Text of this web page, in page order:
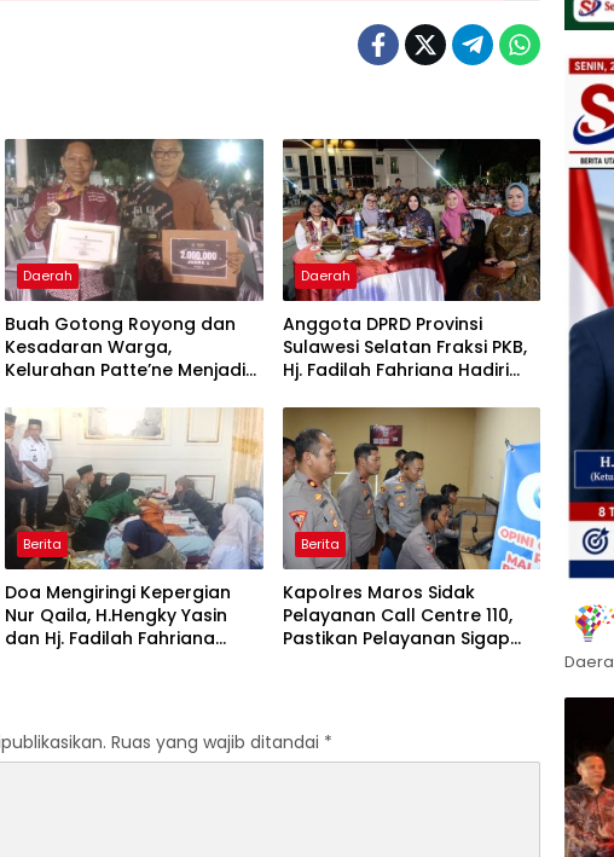
Daerah
Buah Gotong Royong dan
Kesadaran Warga,
Kelurahan Patte’ne Menjadi
Daerah
Anggota DPRD Provinsi
Sulawesi Selatan Fraksi PKB,
Hj. Fadilah Fahriana Hadiri
Menyalakan Lentera
Pengabdian Melalui Malam
Apresiasi dan Inovasi Award
2026
Berita
Doa Mengiringi Kepergian
Nur Qaila, H.Hengky Yasin
dan Hj. Fadilah Fahriana
Berita
Kapolres Maros Sidak
Pelayanan Call Centre 110,
Pastikan Pelayanan Sigap
Ruas yang wajib ditandai *